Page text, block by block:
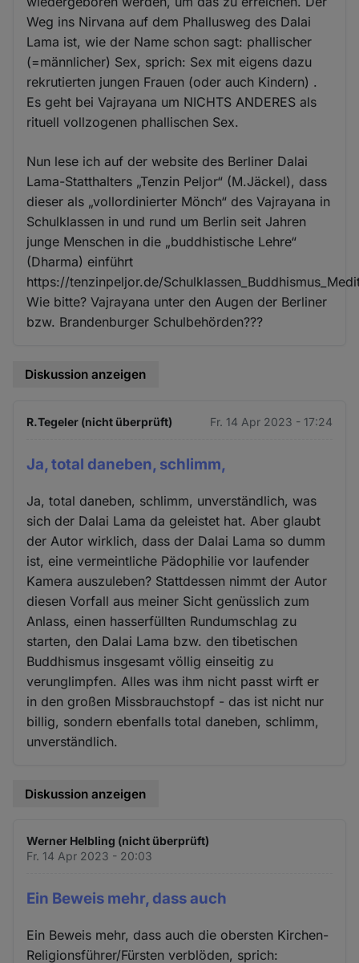
Weg ins Nirvana auf dem Phallusweg des Dalai
Lama ist, wie der Name schon sagt: phallischer
(=männlicher) Sex, sprich: Sex mit eigens dazu
rekrutierten jungen Frauen (oder auch Kindern) .
Es geht bei Vajrayana um NICHTS ANDERES als
rituell vollzogenen phallischen Sex.
Nun lese ich auf der website des Berliner Dalai
Lama-Statthalters „Tenzin Peljor“ (M.Jäckel), dass
dieser als „vollordinierter Mönch“ des Vajrayana in
Schulklassen in und rund um Berlin seit Jahren
junge Menschen in die „buddhistische Lehre“
(Dharma) einführt
https://tenzinpeljor.de/
Wie bitte? Vajrayana unter den Augen der Berliner
bzw. Brandenburger Schulbehörden???
Diskussion anzeigen
R.Tegeler (nicht überprüft) Fr. 14 Apr 2023 - 17:24
Ja, total daneben, schlimm,
Ja, total daneben, schlimm, unverständlich, was
sich der Dalai Lama da geleistet hat. Aber glaubt
der Autor wirklich, dass der Dalai Lama so dumm
ist, eine vermeintliche Pädophilie vor laufender
Kamera auszuleben? Stattdessen nimmt der Autor
diesen Vorfall aus meiner Sicht genüsslich zum
Anlass, einen hasserfüllten Rundumschlag zu
starten, den Dalai Lama bzw. den tibetischen
Buddhismus insgesamt völlig einseitig zu
verunglimpfen. Alles was ihm nicht passt wirft er
in den großen Missbrauchstopf - das ist nicht nur
billig, sondern ebenfalls total daneben, schlimm,
unverständlich.
Diskussion anzeigen
Werner Helbling (nicht überprüft)
Fr. 14 Apr 2023 - 20:03
Ein Beweis mehr, dass auch
Ein Beweis mehr, dass auch die obersten Kirchen-
Religionsführer/Fürsten verblöden, sprich: